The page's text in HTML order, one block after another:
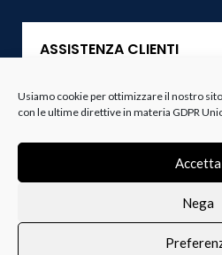
Usiamo cookie per ottimizzare il nostro
con le ultime direttive in materia GDPR
Accetta
Nega
ASSISTENZA CLIENTI
Servizio Clienti